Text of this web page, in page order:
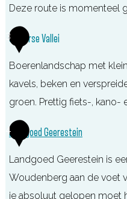
P
T
h
e
e
h
i
s
M
o
Deze route is momenteel
3Gelderse Vallei
Boerenlandschap met
kavels, beken en
groen. Prettig fiets-, kano-
4Landgoed Geerestein
Landgoed Geerestein is
Woudenberg aan de voet
je absoluut gelopen moet